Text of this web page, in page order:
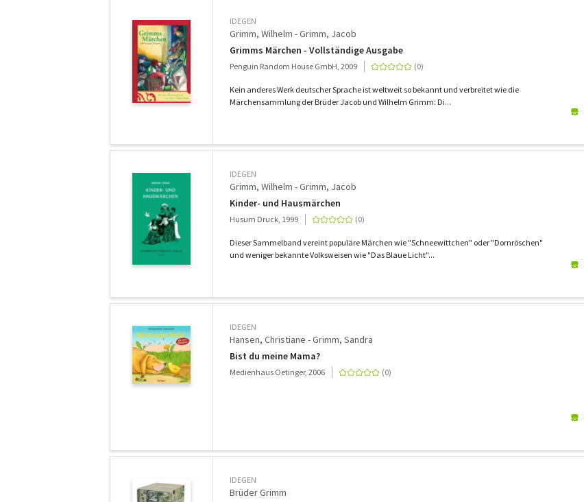
IDEGEN
Grimm, Wilhelm - Grimm, Jacob
Grimms Märchen - Vollständige Ausgabe
Penguin Random House GmbH, 2009
Kein anderes Werk deutscher Sprache ist weltweit so bekannt und verbreitet wie die
Märchensammlung der Brüder Jacob und Wilhelm Grimm: Di...
IDEGEN
Grimm, Wilhelm - Grimm, Jacob
Kinder- und Hausmärchen
Husum Druck, 1999
Dieser Sammelband vereint populäre Märchen wie "Schneewittchen" oder "Dornröschen"
und weniger bekannte Volksweisen wie "Das Blaue Licht"...
IDEGEN
Hansen, Christiane - Grimm, Sandra
Bist du meine Mama?
Medienhaus Oetinger, 2006
IDEGEN
Brüder Grimm